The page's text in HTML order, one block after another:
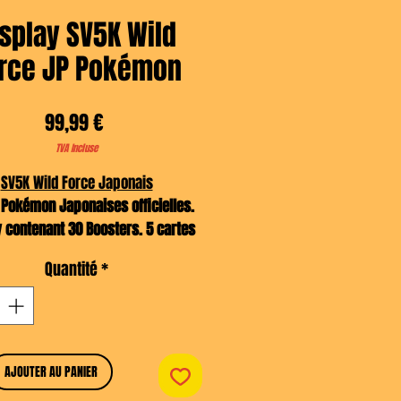
SV5K Wild
JP Pokémon
99,99 €Prix
TVA Incluse
SV5K Wild Force Japonais
Japonaises officielles.
contenant 30 Boosters. 5 cartes
sortie au Japon : 26 Janvier 2024
Notes d'Irahim:
de Pokémon exceptionnels !
Quantité*
AJOUTER AU PANIER